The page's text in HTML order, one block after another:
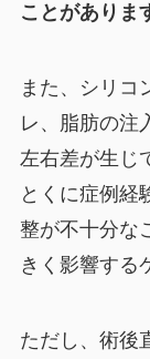
ことがありま
また、シリコ
レ、脂肪の注
左右差が生じ
とくに症例経
整が不十分な
きく影響する
ただし、術後